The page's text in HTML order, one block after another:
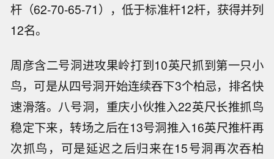
杆（62-70-65-71），低于标准杆12杆，获得并列
12名。
周彦含二号洞进攻果岭打到10英尺抓到第一只小
鸟，可是从四号洞开始连续吞下3个柏忌，排名快
速滑落。八号洞，重庆小伙推入22英尺长推抓鸟
稳定下来，转场之后在13号洞推入16英尺推杆再
次抓鸟，可是延迟之后归来在15号洞再次吞柏